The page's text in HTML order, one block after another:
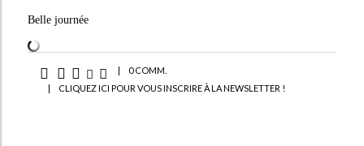
Belle journée
|
0 COMM.
|
CLIQUEZ ICI POUR VOUS INSCRIRE À LA NEWSLETTER !